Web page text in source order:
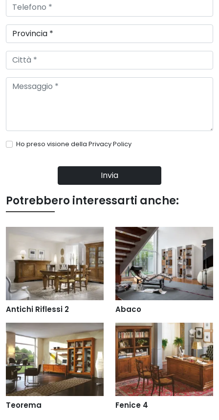
Ho preso visione della Privacy Policy
Invia
Potrebbero interessarti anche:
Antichi Riflessi 2 Abaco
Teorema Fenice 4